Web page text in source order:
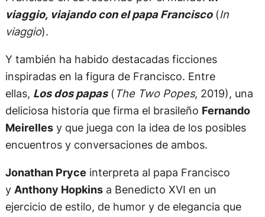
viaggio, viajando con el papa Francisco(In
viaggio).
Y también ha habido destacadas ficciones
inspiradas en la figura de Francisco. Entre
ellas, Los dos papas( The Two Popes, 2019), una
deliciosa historia que firma el brasileño Fernando
Meirellesy que juega con la idea de los posibles
encuentros y conversaciones de ambos.
Jonathan Pryce interpreta al papa Francisco
y Anthony Hopkinsa Benedicto XVI en un
ejercicio de estilo, de humor y de elegancia que